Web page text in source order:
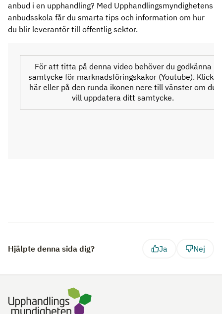
anbud i en upphandling? Med Upphandlingsmyndighetens
anbudsskola får du smarta tips och information om hur
du blir leverantör till offentlig sektor.
För att titta på denna video behöver du godkänna
samtycke för marknadsföringskakor (Youtube). Klicka
här eller på den runda ikonen nere till vänster om du
vill uppdatera ditt samtycke.
Hjälpte denna sida dig? Ja Nej